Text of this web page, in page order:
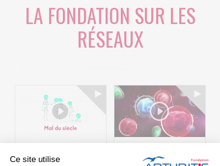
Ce site utilise
LA FONDATION SUR LES
RÉSEAUX
Le projet BACK-
Arthritis4Cure -